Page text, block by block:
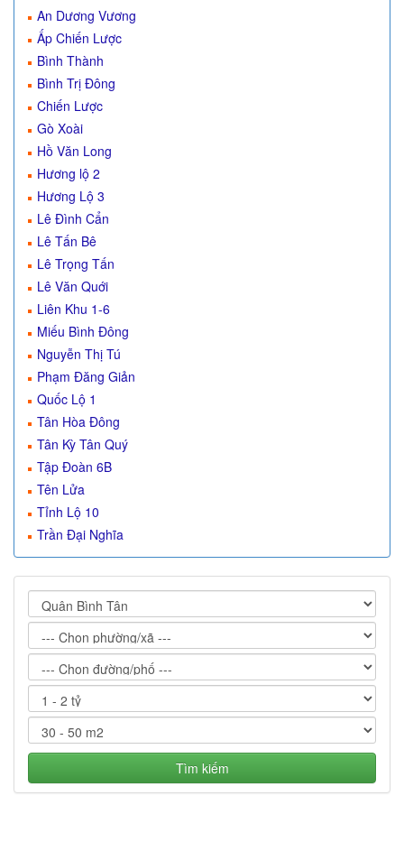
An Dương Vương
Ấp Chiến Lược
Bình Thành
Bình Trị Đông
Chiến Lược
Gò Xoài
Hồ Văn Long
Hương lộ 2
Hương Lộ 3
Lê Đình Cẩn
Lê Tấn Bê
Lê Trọng Tấn
Lê Văn Quới
Liên Khu 1-6
Miếu Bình Đông
Nguyễn Thị Tú
Phạm Đăng Giản
Quốc Lộ 1
Tân Hòa Đông
Tân Kỳ Tân Quý
Tập Đoàn 6B
Tên Lửa
Tỉnh Lộ 10
Trần Đại Nghĩa
Tìm kiếm